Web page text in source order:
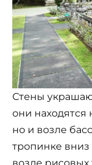
Стены
они находятся
но и возле
тропинке